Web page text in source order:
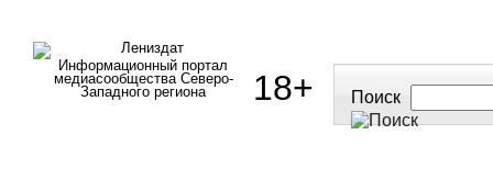
Информационный портал
медиасообщества Северо-
Западного региона
18+ Поиск